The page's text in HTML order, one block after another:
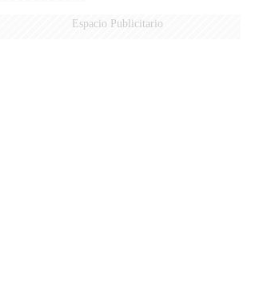
Espacio Publicitario